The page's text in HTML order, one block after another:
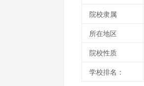
院校隶属
所在地区
院校性质
学校排名：